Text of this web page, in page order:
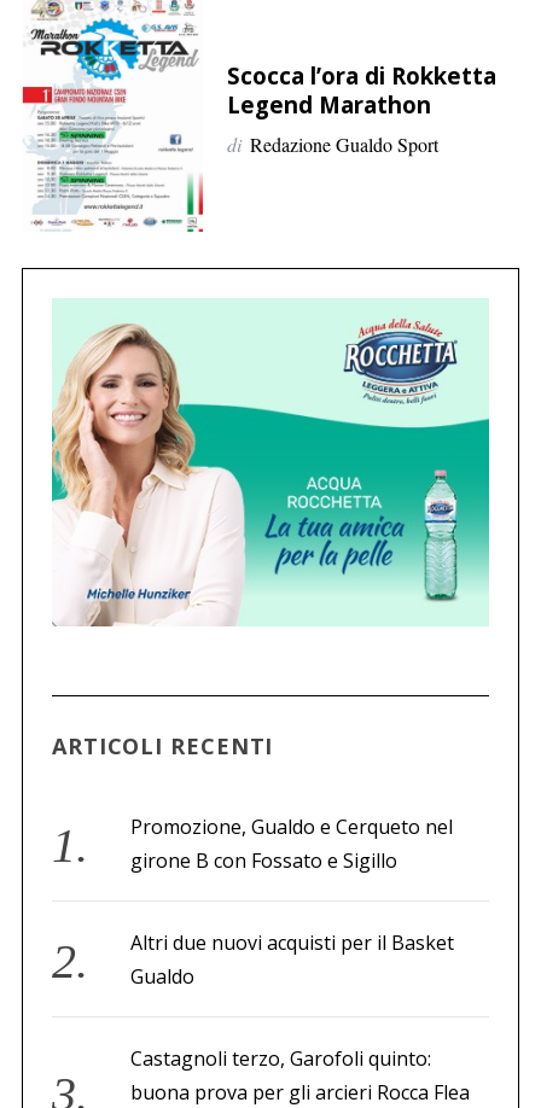
e
r
:
Scocca l’ora di Rokketta
Legend Marathon
di Redazione Gualdo Sport
ARTICOLI RECENTI
Promozione, Gualdo e Cerqueto nel
girone B con Fossato e Sigillo
Altri due nuovi acquisti per il Basket
Gualdo
Castagnoli terzo, Garofoli quinto:
buona prova per gli arcieri Rocca Flea
C
r
c
a
r